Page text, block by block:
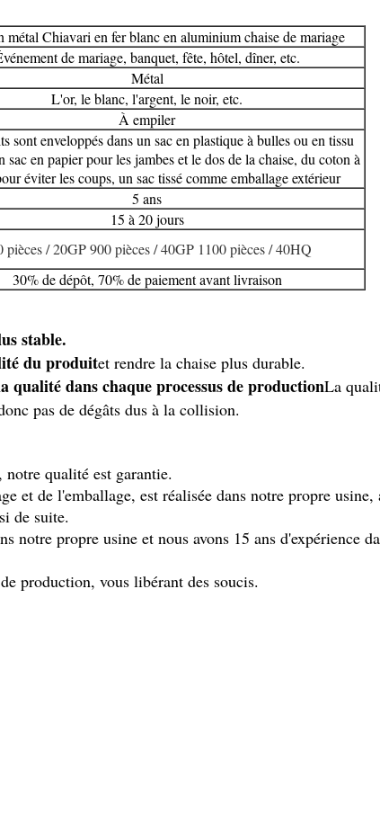
métal Chiavari en fer blanc en aluminium chaise de mariage
de mariage, banquet, fête, hôtel, dîner, etc.
Métal
L'or, le blanc, l'argent, le noir, etc.
À empiler
sont enveloppés dans un sac en plastique à bulles ou en tissu
sac en papier pour les jambes et le dos de la chaise, du coton à
éviter les coups, un sac tissé comme emballage extérieur
5 ans
15 à 20 jours
pièces / 20GP 900 pièces / 40GP 1100 pièces / 40HQ
30% de dépôt, 70% de paiement avant livraison
stable.
du produitet rendre la chaise plus durable.
qualité dans chaque processus de productionLa
pas de dégâts dus à la collision.
qualité est garantie.
et de l'emballage, est réalisée dans notre propre
de suite.
notre propre usine et nous avons 15 ans d'expérience
production, vous libérant des soucis.